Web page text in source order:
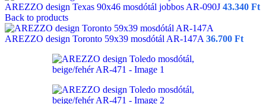
AREZZO design Texas 90x46 mosdótál jobbos AR-090J 43.340 Ft
Back to products
AREZZO design Toronto 59x39 mosdótál AR-147A 36.700 Ft